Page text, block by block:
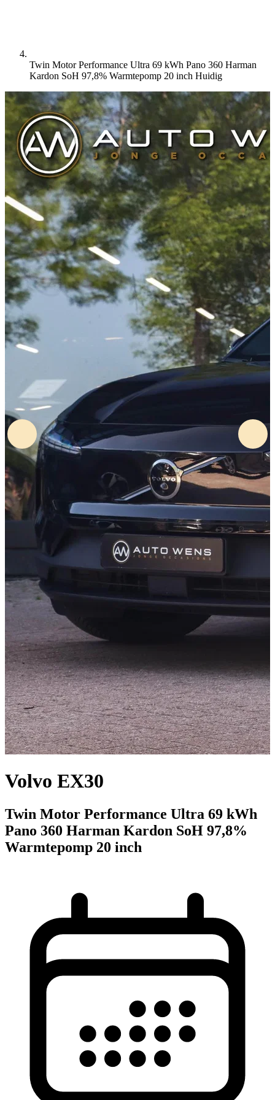
Twin Motor Performance Ultra 69 kWh Pano 360 Harman
Kardon SoH 97,8% Warmtepomp 20 inch Huidig
Volvo EX30
Twin Motor Performance Ultra 69 kWh
Pano 360 Harman Kardon SoH 97,8%
Warmtepomp 20 inch